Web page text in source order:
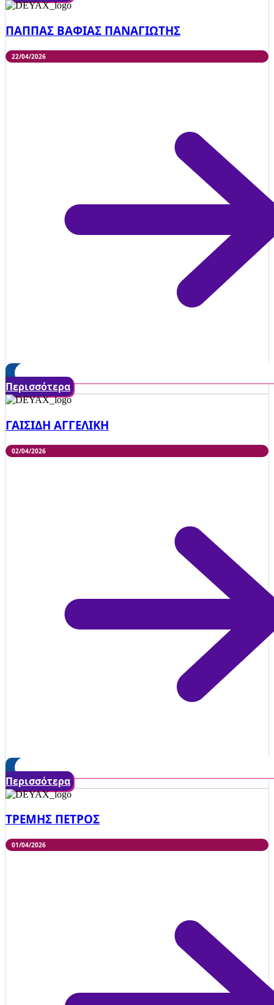
ΠΑΠΠΑΣ ΒΑΦΙΑΣ ΠΑΝΑΓΙΩΤΗΣ
22/04/2026
Περισσότερα
ΓΑΙΣΙΔΗ ΑΓΓΕΛΙΚΗ
02/04/2026
Περισσότερα
ΤΡΕΜΗΣ ΠΕΤΡΟΣ
01/04/2026